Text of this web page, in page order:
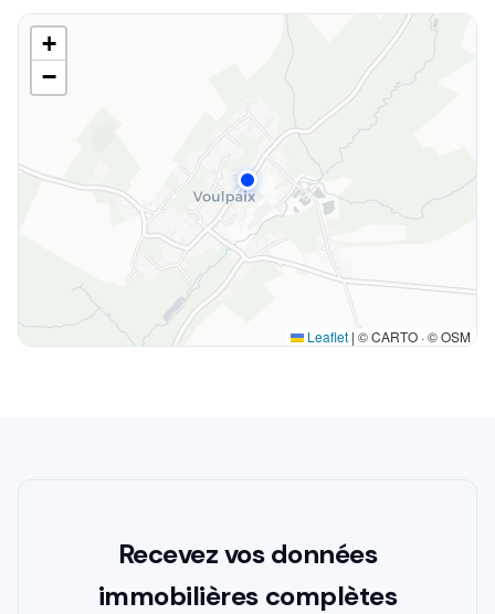
+
−
Leaflet | © CARTO · © OSM
Recevez vos données
immobilières complètes